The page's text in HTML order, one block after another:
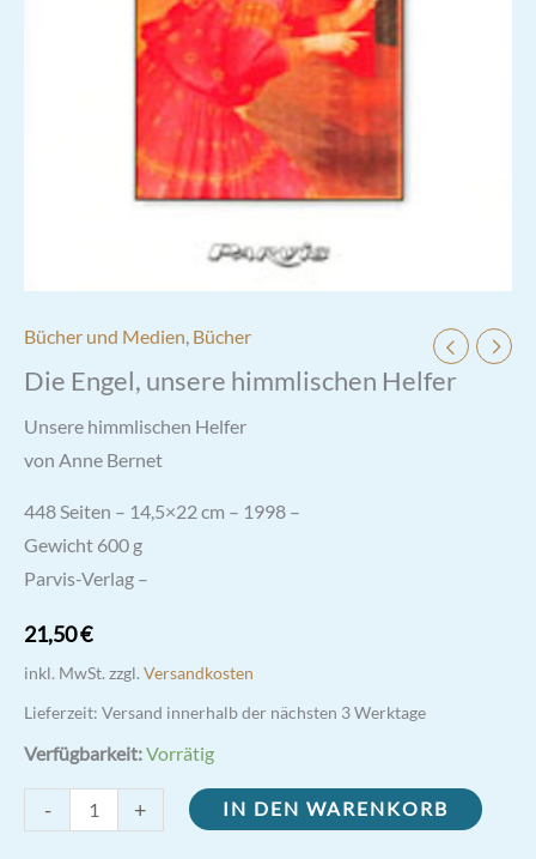
Bücher und Medien, Bücher
Die Engel, unsere himmlischen Helfer
Unsere himmlischen Helfer
von Anne Bernet
448 Seiten – 14,5×22 cm – 1998 –
Gewicht 600 g
Parvis-Verlag –
21,50€
inkl. MwSt. zzgl. Versandkosten
Lieferzeit: Versand innerhalb der nächsten 3 Werktage
Verfügbarkeit:Vorrätig
-
Engel,
+ IN DEN WARENKORB